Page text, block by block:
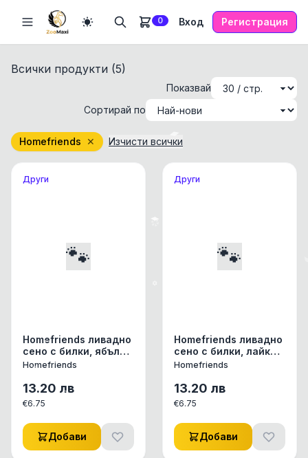
0 Вход Регистрация
Всички продукти (5)
Показвай
Сортирай по
Homefriends ✕ Изчисти всички
Други
🐾
Homefriends ливадно
сено с билки, ябълка
и живовляк, 500 гр
Homefriends
13.20 лв
€6.75
Добави
Други
🐾
Homefriends ливадно
сено с билки, лайка и
глухарче, 500 гр
Homefriends
13.20 лв
€6.75
Добави